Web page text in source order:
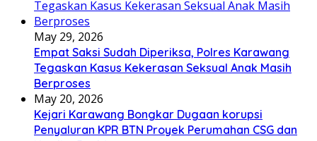
May 29, 2026
Empat Saksi Sudah Diperiksa, Polres Karawang
Tegaskan Kasus Kekerasan Seksual Anak Masih
Berproses
May 20, 2026
Kejari Karawang Bongkar Dugaan korupsi
Penyaluran KPR BTN Proyek Perumahan CSG dan